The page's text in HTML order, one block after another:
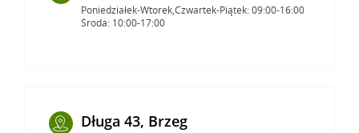
Poniedziałek-Wtorek,Czwartek-Piątek: 09:00-16:00
Środa: 10:00-17:00
Długa 43, Brzeg